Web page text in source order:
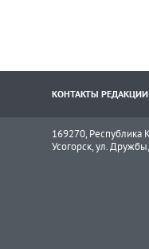
КОНТАКТЫ РЕДАКЦИИ
169270, Республика
Усогорск, ул.